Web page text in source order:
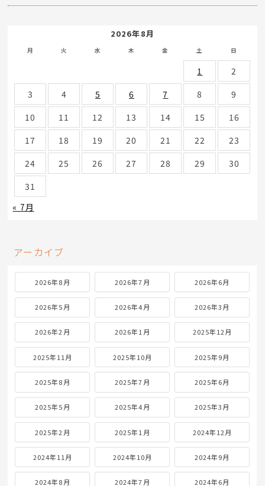
2026年8月
月 火 水 木 金 土 日
1
2
3
4 5 6 7 8
9
10
11 12 13 14 15
16
17
18 19 20 21 22
23
24
25 26 27 28 29
30
31
« 7月
アーカイブ
2026年8月 2026年7月 2026年6月
2026年5月 2026年4月 2026年3月
2026年2月 2026年1月 2025年12月
2025年11月 2025年10月 2025年9月
2025年8月 2025年7月 2025年6月
2025年5月 2025年4月 2025年3月
2025年2月 2025年1月 2024年12月
2024年11月 2024年10月 2024年9月
2024年8月 2024年7月 2024年6月